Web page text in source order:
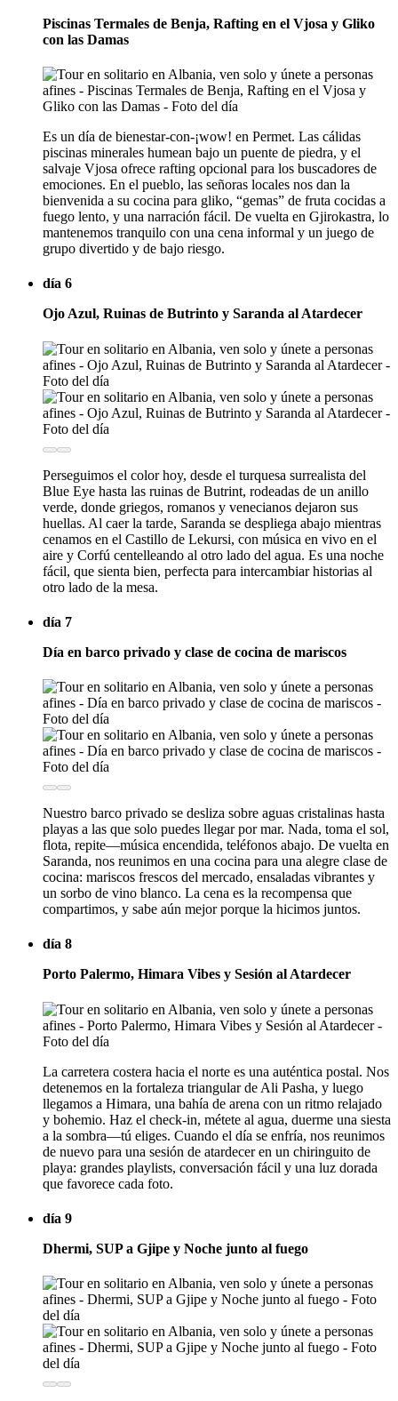
Piscinas Termales de Benja, Rafting en el Vjosa y Gliko
con las Damas
Es un día de bienestar-con-¡wow! en Permet. Las cálidas
piscinas minerales humean bajo un puente de piedra, y el
salvaje Vjosa ofrece rafting opcional para los buscadores de
emociones. En el pueblo, las señoras locales nos dan la
bienvenida a su cocina para gliko, “gemas” de fruta cocidas a
fuego lento, y una narración fácil. De vuelta en Gjirokastra, lo
mantenemos tranquilo con una cena informal y un juego de
grupo divertido y de bajo riesgo.
día 6
Ojo Azul, Ruinas de Butrinto y Saranda al Atardecer
Perseguimos el color hoy, desde el turquesa surrealista del
Blue Eye hasta las ruinas de Butrint, rodeadas de un anillo
verde, donde griegos, romanos y venecianos dejaron sus
huellas. Al caer la tarde, Saranda se despliega abajo mientras
cenamos en el Castillo de Lekursi, con música en vivo en el
aire y Corfú centelleando al otro lado del agua. Es una noche
fácil, que sienta bien, perfecta para intercambiar historias al
otro lado de la mesa.
día 7
Día en barco privado y clase de cocina de mariscos
Nuestro barco privado se desliza sobre aguas cristalinas hasta
playas a las que solo puedes llegar por mar. Nada, toma el sol,
flota, repite—música encendida, teléfonos abajo. De vuelta en
Saranda, nos reunimos en una cocina para una alegre clase de
cocina: mariscos frescos del mercado, ensaladas vibrantes y
un sorbo de vino blanco. La cena es la recompensa que
compartimos, y sabe aún mejor porque la hicimos juntos.
día 8
Porto Palermo, Himara Vibes y Sesión al Atardecer
La carretera costera hacia el norte es una auténtica postal. Nos
detenemos en la fortaleza triangular de Ali Pasha, y luego
llegamos a Himara, una bahía de arena con un ritmo relajado
y bohemio. Haz el check-in, métete al agua, duerme una siesta
a la sombra—tú eliges. Cuando el día se enfría, nos reunimos
de nuevo para una sesión de atardecer en un chiringuito de
playa: grandes playlists, conversación fácil y una luz dorada
que favorece cada foto.
día 9
Dhermi, SUP a Gjipe y Noche junto al fuego